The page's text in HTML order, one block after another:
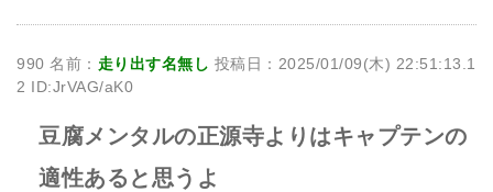
990 名前： 走り出す名無し 投稿日：2025/01/09(木) 22:51:13.1
2 ID:JrVAG/aK0
豆腐メンタルの正源寺よりはキャプテンの
適性あると思うよ